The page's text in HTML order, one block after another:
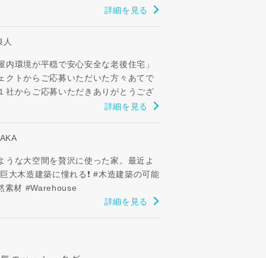
詳細を見る
人
内環境が平穏で安心安全な老後住宅」
クトからご応募いただいた方々あてで
社からご応募いただきありがとうござ
詳細を見る
うな大空間を贅沢に使った家。最近よ
大木造建築に憧れる❗ #木造建築の可能
素材 #Warehouse
詳細を見る